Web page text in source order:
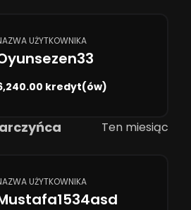
UŻYTKOWNIKA
kredyt(ów)
Ten miesiąc
UŻYTKOWNIKA